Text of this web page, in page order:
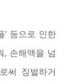
’ 등으로 인한
, 손해액을 넘
써 징벌하거